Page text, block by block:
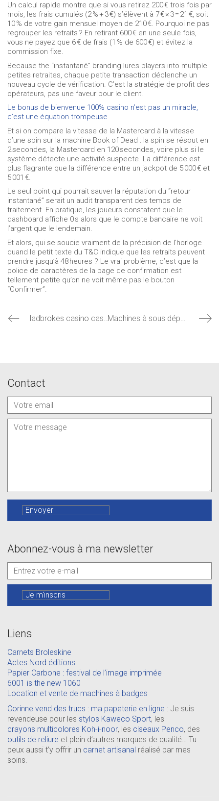
Un calcul rapide montre que si vous retirez 200 € trois fois par
mois, les frais cumulés (2 % + 3 €) s’élèvent à 7 € × 3 = 21 €, soit
10 % de votre gain mensuel moyen de 210 €. Pourquoi ne pas
regrouper les retraits ? En retirant 600 € en une seule fois,
vous ne payez que 6 € de frais (1 % de 600 €) et évitez la
commission fixe.
Because the “instantané” branding lures players into multiple
petites retraites, chaque petite transaction déclenche un
nouveau cycle de vérification. C’est la stratégie de profit des
opérateurs, pas une faveur pour le client.
Le bonus de bienvenue 100% casino n’est pas un miracle,
c’est une équation trompeuse
Et si on compare la vitesse de la Mastercard à la vitesse
d’une spin sur la machine Book of Dead : la spin se résout en
2 secondes, la Mastercard en 120 secondes, voire plus si le
système détecte une activité suspecte. La différence est
plus flagrante que la différence entre un jackpot de 5 000 € et
5 001 €.
Le seul point qui pourrait sauver la réputation du “retour
instantané” serait un audit transparent des temps de
traitement. En pratique, les joueurs constatent que le
dashboard affiche 0 s alors que le compte bancaire ne voit
l’argent que le lendemain.
Et alors, qui se soucie vraiment de la précision de l’horloge
quand le petit texte du T&C indique que les retraits peuvent
prendre jusqu’à 48 heures ? Le vrai problème, c’est que la
police de caractères de la page de confirmation est
tellement petite qu’on ne voit même pas le bouton
“Confirmer”.
ladbrokes casino cashback bonus 2026 offre spéciale Belgique : la réalité crue derrière le vernis Machines à sous dépôt minimum Belgique : la vérité crue derrière les promesses de “bonus”
Contact
Abonnez-vous à ma newsletter
Liens
Carnets Broleskine
Actes Nord éditions
Papier Carbone : festival de l’image imprimée
6001 is the new 1060
Location et vente de machines à badges
Corinne vend des trucs : ma papeterie en ligne : Je suis
revendeuse pour les stylos Kaweco Sport, les
crayons multicolores Koh-i-noor, les ciseaux Penco, des
outils de reliure et plein d’autres marques de qualité… Tu
peux aussi t’y offrir un carnet artisanal réalisé par mes
soins.